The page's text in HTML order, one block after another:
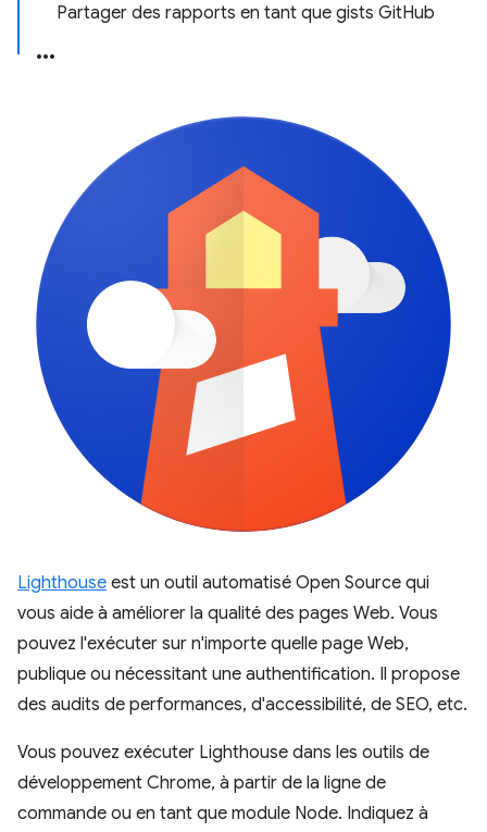
Partager des rapports en tant que gists GitHub
Lighthouse est un outil automatisé Open Source qui
vous aide à améliorer la qualité des pages Web. Vous
pouvez l'exécuter sur n'importe quelle page Web,
publique ou nécessitant une authentification. Il propose
des audits de performances, d'accessibilité, de SEO, etc.
Vous pouvez exécuter Lighthouse dans les outils de
développement Chrome, à partir de la ligne de
commande ou en tant que module Node. Indiquez à